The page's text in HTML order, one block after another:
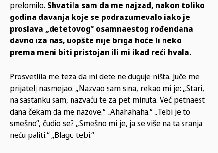
prelomilo. Shvatila sam da me najzad, nakon toliko
godina davanja koje se podrazumevalo iako je
proslava „detetovog“ osamnaestog rođendana
davno iza nas, uopšte nije briga hoće li neko
prema meni biti pristojan ili mi ikad reći hvala.
Prosvetlila me teza da mi dete ne duguje ništa. Juče me
prijatelj nasmejao. „Nazvao sam sina, rekao mi je: „Stari,
na sastanku sam, nazvaću te za pet minuta. Već petnaest
dana čekam da me nazove.“ „Ahahahaha.“ „Tebi je to
smešno“, čudio se? „Smešno mi je, ja se više na ta sranja
neću paliti.“ „Blago tebi.“